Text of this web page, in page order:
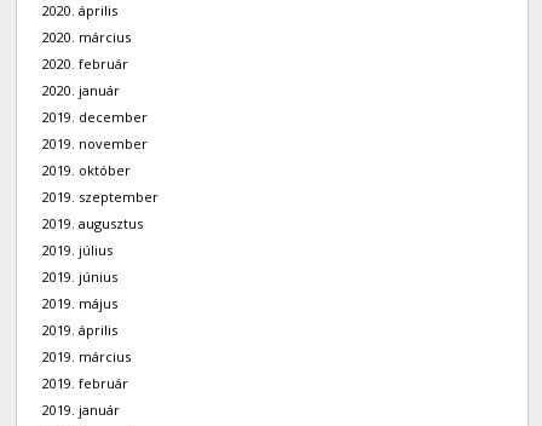
2020. április
2020. március
2020. február
2020. január
2019. december
2019. november
2019. október
2019. szeptember
2019. augusztus
2019. július
2019. június
2019. május
2019. április
2019. március
2019. február
2019. január